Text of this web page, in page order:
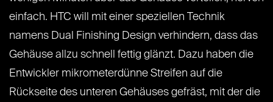
einfach. HTC will mit einer speziellen Technik
namens Dual Finishing Design verhindern, dass das
Gehäuse allzu schnell fettig glänzt. Dazu haben die
Entwickler mikrometerdünne Streifen auf die
Rückseite des unteren Gehäuses gefräst, mit der die